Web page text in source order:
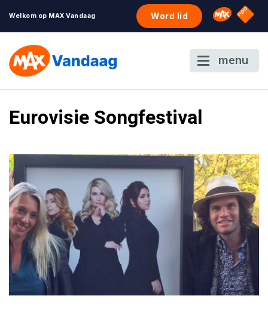
Welkom op MAX Vandaag Word lid Omroep
NPO
menu
Eurovisie Songfestival